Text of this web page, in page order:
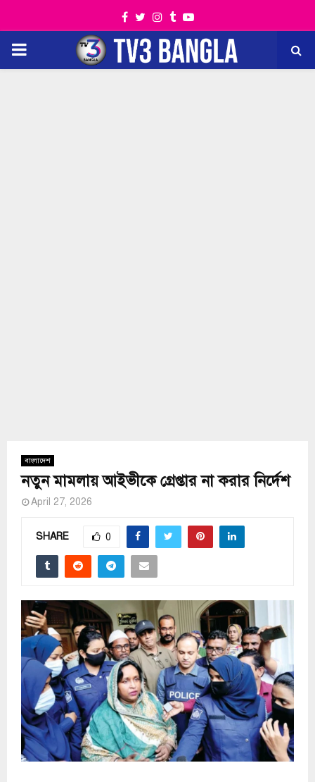
Facebook
TwitterInstagram
TumblrYoutube
PRIMARY
বাংলাদেশ
নতুন মামলায় আইভীকে গ্রেপ্তার না করার নির্দেশ
April 27, 2026
SHARE 0